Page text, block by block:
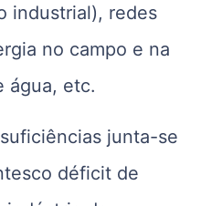
industrial), redes
no campo e na
água, etc.
junta-se
déficit de